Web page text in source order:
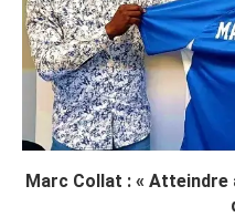
Marc Collat : « Atteindre